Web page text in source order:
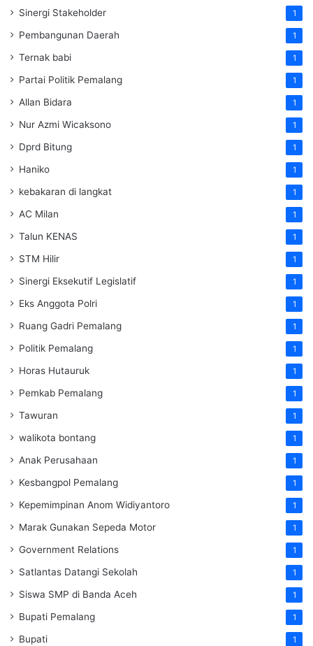
Sinergi Stakeholder 1
Pembangunan Daerah 1
Ternak babi 1
Partai Politik Pemalang 1
Allan Bidara 1
Nur Azmi Wicaksono 1
Dprd Bitung 1
Haniko 1
kebakaran di langkat 1
AC Milan 1
Talun KENAS 1
STM Hilir 1
Sinergi Eksekutif Legislatif 1
Eks Anggota Polri 1
Ruang Gadri Pemalang 1
Politik Pemalang 1
Horas Hutauruk 1
Pemkab Pemalang 1
Tawuran 1
walikota bontang 1
Anak Perusahaan 1
Kesbangpol Pemalang 1
Kepemimpinan Anom Widiyantoro 1
Marak Gunakan Sepeda Motor 1
Government Relations 1
Satlantas Datangi Sekolah 1
Siswa SMP di Banda Aceh 1
Bupati Pemalang 1
Bupati 1